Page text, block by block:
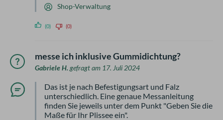
Shop-Verwaltung
(0) (0)
messe ich inklusive Gummidichtung?
Gabriele H.gefragt am 17. Juli 2024
Das ist je nach Befestigungsart und Falz
unterschiedlich. Eine genaue Messanleitung
finden Sie jeweils unter dem Punkt "Geben Sie die
Maße für Ihr Plissee ein".